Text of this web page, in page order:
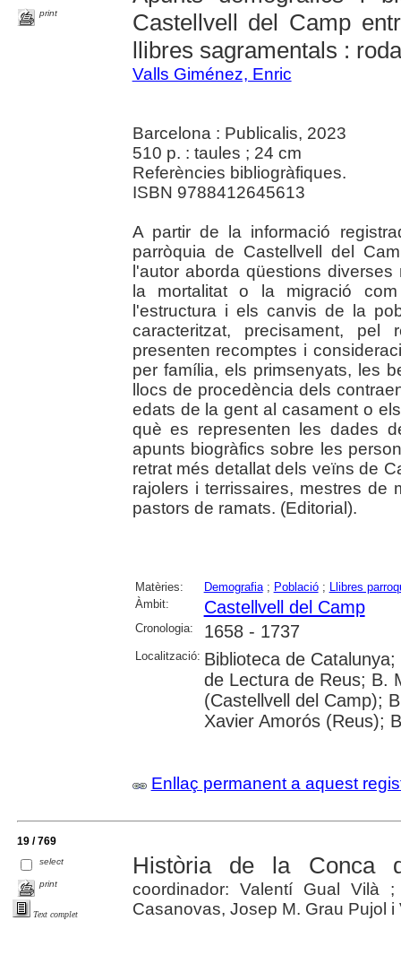
print
Castellvell del Camp
llibres sagramentals :
Valls Giménez, Enric
Barcelona : Publicalis, 2023
510 p. : taules ; 24 cm
Referències bibliogràfiques.
ISBN 9788412645613
A partir de la informació
parròquia de Castellvell del
l'autor aborda qüestions
la mortalitat o la migració
l'estructura i els canvis de la
caracteritzat, precisament, pel
presenten recomptes i
per família, els primsenyats, les
llocs de procedència dels
edats de la gent al casament o
què es representen les dades
apunts biogràfics sobre les
retrat més detallat dels veïns de
rajolers i terrissaires, mestres de
pastors de ramats. (Editorial).
Matèries: Demografia; Població; Llibres
Àmbit:
Castellvell del Camp
Cronologia: 1658 - 1737
Localització: Biblioteca de
de Lectura de Reus; B.
(Castellvell del Camp);
Xavier Amorós (Reus);
Enllaç permanent a aquest
19 / 769
select
print
Text complet
Història de la Conca
coordinador: Valentí Gual Vilà
Casanovas, Josep M. Grau Pujol i